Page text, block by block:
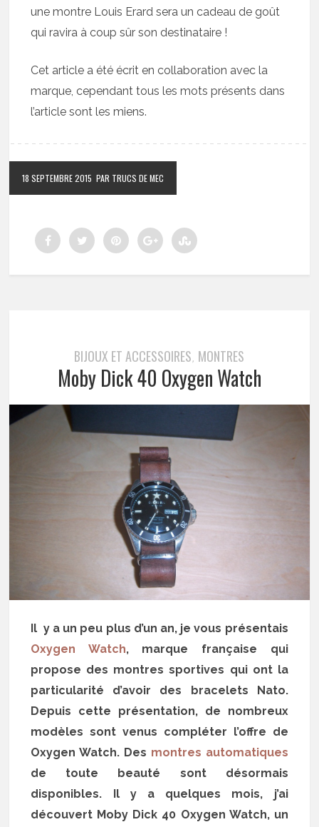
une montre Louis Erard sera un cadeau de goût
qui ravira à coup sûr son destinataire !
Cet article a été écrit en collaboration avec la
marque, cependant tous les mots présents dans
l’article sont les miens.
18 SEPTEMBRE 2015 PAR TRUCS DE MEC
BIJOUX ET ACCESSOIRES, MONTRES
Moby Dick 40 Oxygen Watch
Il y a un peu plus d’un an, je vous présentais
Oxygen Watch, marque française qui
propose des montres sportives qui ont la
particularité d’avoir des bracelets Nato.
Depuis cette présentation, de nombreux
modèles sont venus compléter l’offre de
Oxygen Watch. Des montres automatiques
de toute beauté sont désormais
disponibles. Il y a quelques mois, j’ai
découvert Moby Dick 40 Oxygen Watch, un